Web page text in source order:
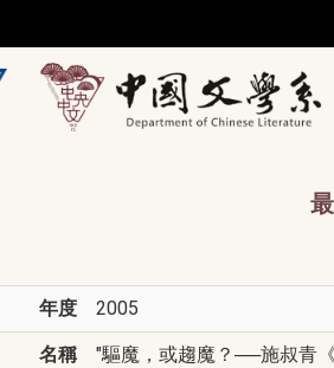
年度 2005
名稱 "驅魔，或趨魔？──施叔青